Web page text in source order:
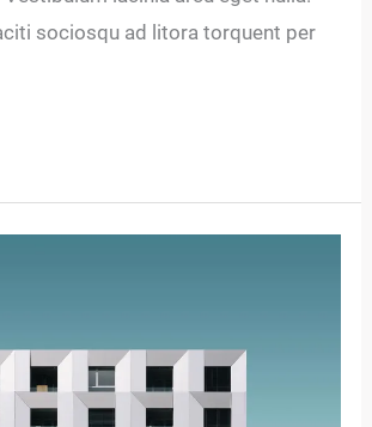
sociosqu ad litora torquent per